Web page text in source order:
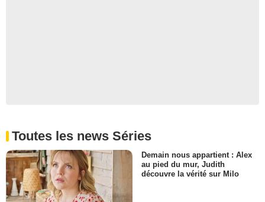
Toutes les news Séries
Demain nous appartient : Alex
au pied du mur, Judith
découvre la vérité sur Milo